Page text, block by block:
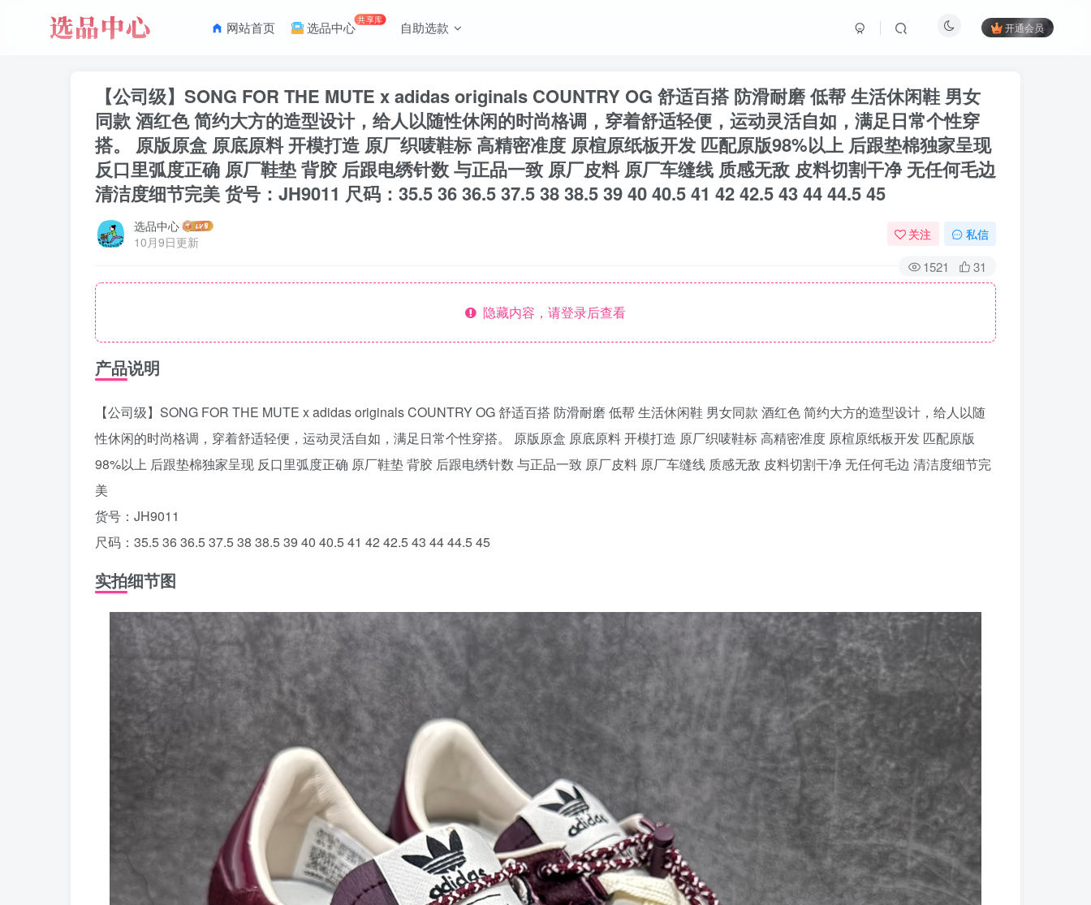
网站首页 选品中心共享库 自助选款 开通会员
【公司级】SONG FOR THE MUTE x adidas originals COUNTRY OG 舒适百搭 防滑耐磨 低帮 生活休闲鞋 男女
同款 酒红色 简约大方的造型设计，给人以随性休闲的时尚格调，穿着舒适轻便，运动灵活自如，满足日常个性穿
搭。 原版原盒 原底原料 开模打造 原厂织唛鞋标 高精密准度 原楦原纸板开发 匹配原版98%以上 后跟垫棉独家呈现
反口里弧度正确 原厂鞋垫 背胶 后跟电绣针数 与正品一致 原厂皮料 原厂车缝线 质感无敌 皮料切割干净 无任何毛边
清洁度细节完美 货号：JH9011 尺码：35.5 36 36.5 37.5 38 38.5 39 40 40.5 41 42 42.5 43 44 44.5 45
选品中心
10月9日更新
关注 私信
1521 31
隐藏内容，请登录后查看
产品说明
【公司级】SONG FOR THE MUTE x adidas originals COUNTRY OG 舒适百搭 防滑耐磨 低帮 生活休闲鞋 男女同款 酒红色 简约大方的造型设计，给人以随
性休闲的时尚格调，穿着舒适轻便，运动灵活自如，满足日常个性穿搭。 原版原盒 原底原料 开模打造 原厂织唛鞋标 高精密准度 原楦原纸板开发 匹配原版
98%以上 后跟垫棉独家呈现 反口里弧度正确 原厂鞋垫 背胶 后跟电绣针数 与正品一致 原厂皮料 原厂车缝线 质感无敌 皮料切割干净 无任何毛边 清洁度细节完
美
货号：JH9011
尺码：35.5 36 36.5 37.5 38 38.5 39 40 40.5 41 42 42.5 43 44 44.5 45
实拍细节图